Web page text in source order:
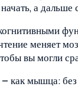
а дальше
меняет
вы могли
как мышца: